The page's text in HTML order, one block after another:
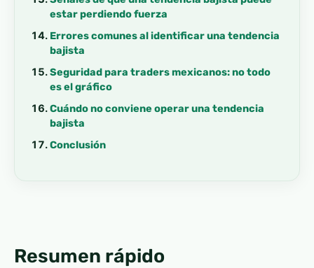
estar perdiendo fuerza
Errores comunes al identificar una tendencia
bajista
Seguridad para traders mexicanos: no todo
es el gráfico
Cuándo no conviene operar una tendencia
bajista
Conclusión
Resumen rápido